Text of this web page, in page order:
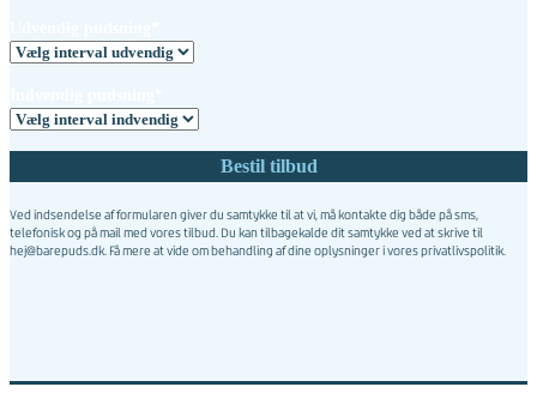
Ved indsendelse af formularen giver du samtykke til at vi, må kontakte dig både på sms,
telefonisk og på mail med vores tilbud. Du kan tilbagekalde dit samtykke ved at skrive til
hej@barepuds.dk. Få mere at vide om behandling af dine oplysninger i voresprivatlivspolitik.